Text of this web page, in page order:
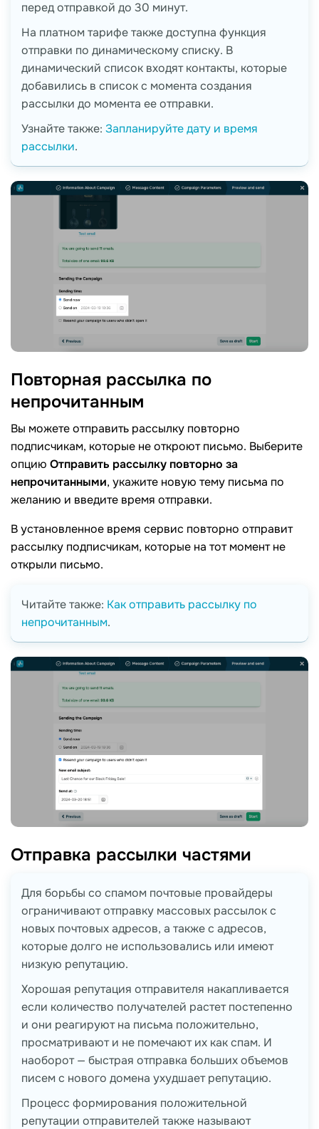
перед отправкой до 30 минут.
На платном тарифе также доступна функция
отправки по динамическому списку. В
динамический список входят контакты, которые
добавились в список с момента создания
рассылки до момента ее отправки.
Узнайте также: Запланируйте дату и время
рассылки.
Повторная рассылка по
непрочитанным
Вы можете отправить рассылку повторно
подписчикам, которые не откроют письмо. Выберите
опцию Отправить рассылку повторно за
непрочитанными, укажите новую тему письма по
желанию и введите время отправки.
В установленное время сервис повторно отправит
рассылку подписчикам, которые на тот момент не
открыли письмо.
Читайте также: Как отправить рассылку по
непрочитанным.
Отправка рассылки частями
Для борьбы со спамом почтовые провайдеры
ограничивают отправку массовых рассылок с
новых почтовых адресов, а также с адресов,
которые долго не использовались или имеют
низкую репутацию.
Хорошая репутация отправителя накапливается
если количество получателей растет постепенно
и они реагируют на письма положительно,
просматривают и не помечают их как спам. И
наоборот — быстрая отправка больших объемов
писем с нового домена ухудшает репутацию.
Процесс формирования положительной
репутации отправителей также называют